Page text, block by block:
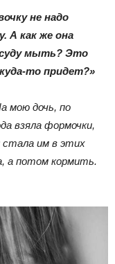
не надо
А как же она
мыть? Это
то придет?»
мою дочь, по
взяла формочки,
стала им в этих
а потом кормить.